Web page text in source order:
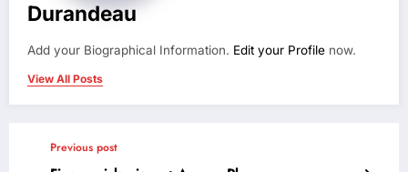
Durandeau
Add your Biographical Information. Edit your Profile now.
View All Posts
Previous post